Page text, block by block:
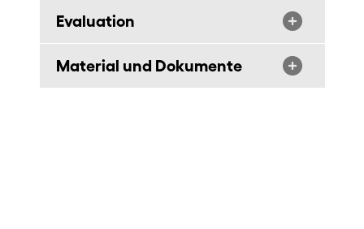
Evaluation
Material und Dokumente